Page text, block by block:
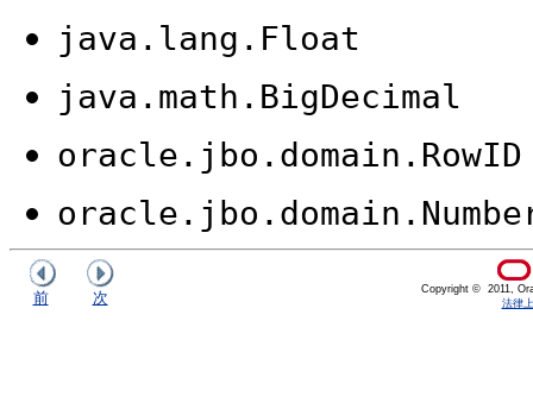
java.lang.Float
java.math.BigDecimal
oracle.jbo.domain.RowID
oracle.jbo.domai
前 次
Copyright © 2011,
法律